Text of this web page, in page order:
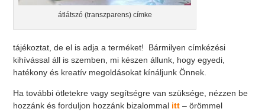
átlátszó (transzparens) címke
tájékoztat, de el is adja a terméket! Bármilyen címkézési
kihívással áll is szemben, mi készen állunk, hogy egyedi,
hatékony és kreatív megoldásokat kínáljunk Önnek.
Ha további ötletekre vagy segítségre van szüksége, nézzen be
hozzánk és forduljon hozzánk bizalommal itt – örömmel